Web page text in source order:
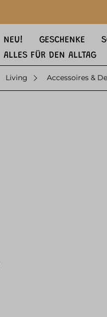
NEU! GESCHENKE
ALLES FÜR DEN ALLTAG
Living Accessoires &